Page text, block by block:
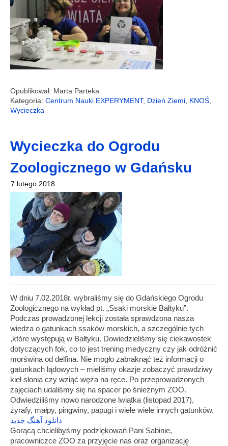
Opublikował: Marta Parteka
Kategoria: Centrum Nauki EXPERYMENT, Dzień Ziemi, KNOŚ,
Wycieczka
Wycieczka do Ogrodu
Zoologicznego w Gdańsku
7 lutego 2018
W dniu 7.02.2018r. wybraliśmy się do Gdańskiego Ogrodu
Zoologicznego na wykład pt. „Ssaki morskie Bałtyku”.
Podczas prowadzonej lekcji została sprawdzona nasza
wiedza o gatunkach ssaków morskich, a szczególnie tych
,które występują w Bałtyku. Dowiedzieliśmy się ciekawostek
dotyczących fok, co to jest trening medyczny czy jak odróżnić
morświna od delfina. Nie mogło zabraknąć też informacji o
gatunkach lądowych – mieliśmy okazje zobaczyć prawdziwy
kieł słonia czy wziąć węża na ręce. Po przeprowadzonych
zajęciach udaliśmy się na spacer po śnieżnym ZOO.
Odwiedziliśmy nowo narodzone lwiątka (listopad 2017),
żyrafy, małpy, pingwiny, papugi i wiele wiele innych gatunków.
دانلود آهنگ جدید
Gorącą chcielibyśmy podziękowań Pani Sabinie,
pracowniczce ZOO za przyjęcie nas oraz organizację